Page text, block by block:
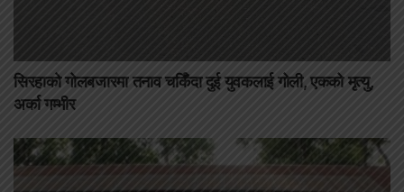
सिरहाको गोलबजारमा तनाव चर्किँदा दुई युवकलाई गोली, एकको मृत्यु,
अर्का गम्भीर